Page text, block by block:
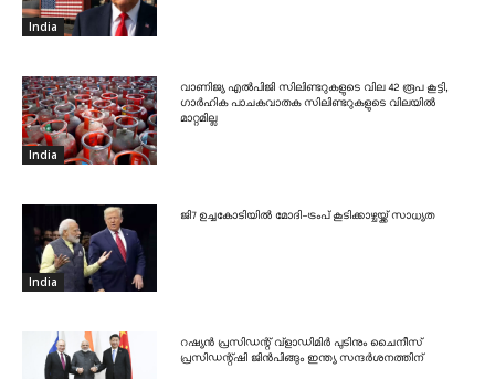
India
India
വാണിജ്യ എൽപിജി സിലിണ്ടറുകളുടെ വില 42 രൂപ കൂട്ടി,
ഗാർഹിക പാചകവാതക സിലിണ്ടറുകളുടെ വിലയിൽ
മാറ്റമില്ല
India
ജി7 ഉച്ചകോടിയിൽ മോദി-ട്രംപ് കൂടിക്കാഴ്ചയ്ക്ക് സാധ്യത
റഷ്യൻ പ്രസിഡന്റ് വ്‌ളാഡിമിർ പുടിനും ചൈനീസ്
പ്രസിഡന്റ്ഷി ജിൻപിങ്ങും ഇന്ത്യ സന്ദർശനത്തിന്